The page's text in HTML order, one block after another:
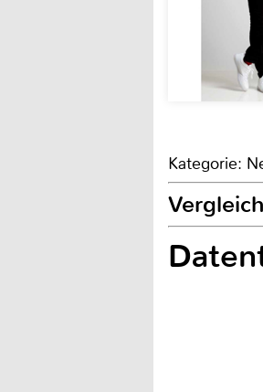
Kategorie: